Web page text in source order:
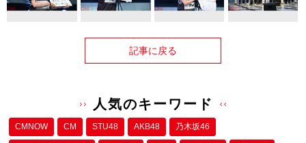
記事に戻る
人気のキーワード
CMNOW CM STU48 AKB48 乃木坂46